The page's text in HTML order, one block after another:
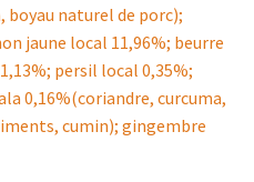
naturel de porc);
jaune local 11,96%; beurre
persil local 0,35%;
0,16%(coriandre, curcuma,
cumin); gingembre